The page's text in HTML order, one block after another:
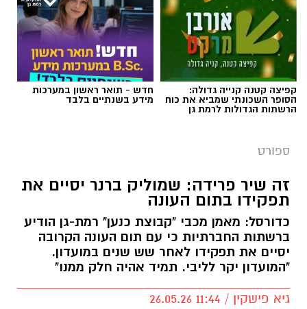
צילום באדיבות מכבי קבוצת כנען רמת-גן
אלעד חסין (46) יאמן בעונת המשחקים הקרובה
משמוליק ברנר שאימן את הקבוצה בשש השנים
לחסין ניסיון רב באימון קבוצות בליגת העל בישראל
כמאמן ראשי: הוא אימן במכבי חיפה, הפועל חולון,
מכבי קריית גת, הפועל חיפה (שתי קדנציות) ועירוני
הראשון.
קפיצה קטנה קנייה גדולה:
הסופר השכונתי שמביא את כוח
הרשתות הגדולות לרמת גן
חדש - תואר ראשון במערכות
מידע בשנתיים בלבד
ספורט
זה שיר פרידה: שמוליק ברנר יסיים את
תפקידו בתום העונה
כדורסל: מאמן מכבי "קבוצת כנען" רמת-גן הודיע
ברשתות החברתיות כי עם תום העונה הקרובה
יסיים את תפקידו לאחר שש שנים במועדון.
"המועדון יקר לליבי. תמיד אהיה חלק ממנו"
גיא פישקין / 11:44 26.05.26